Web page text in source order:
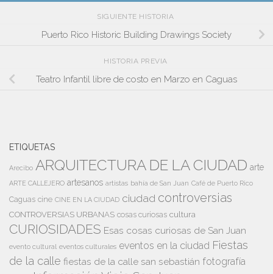
SIGUIENTE HISTORIA
Puerto Rico Historic Building Drawings Society
HISTORIA PREVIA
Teatro Infantil libre de costo en Marzo en Caguas
ETIQUETAS
Arecibo ARQUITECTURA DE LA CIUDAD arte
ARTE CALLEJERO artesanos artistas bahía de San Juan Café de Puerto Rico
Caguas cine CINE EN LA CIUDAD ciudad controversias
CONTROVERSIAS URBANAS cosas curiosas cultura
CURIOSIDADES Esas cosas curiosas de San Juan
evento cultural eventos culturales eventos en la ciudad Fiestas
de la calle fiestas de la calle san sebastián fotografía